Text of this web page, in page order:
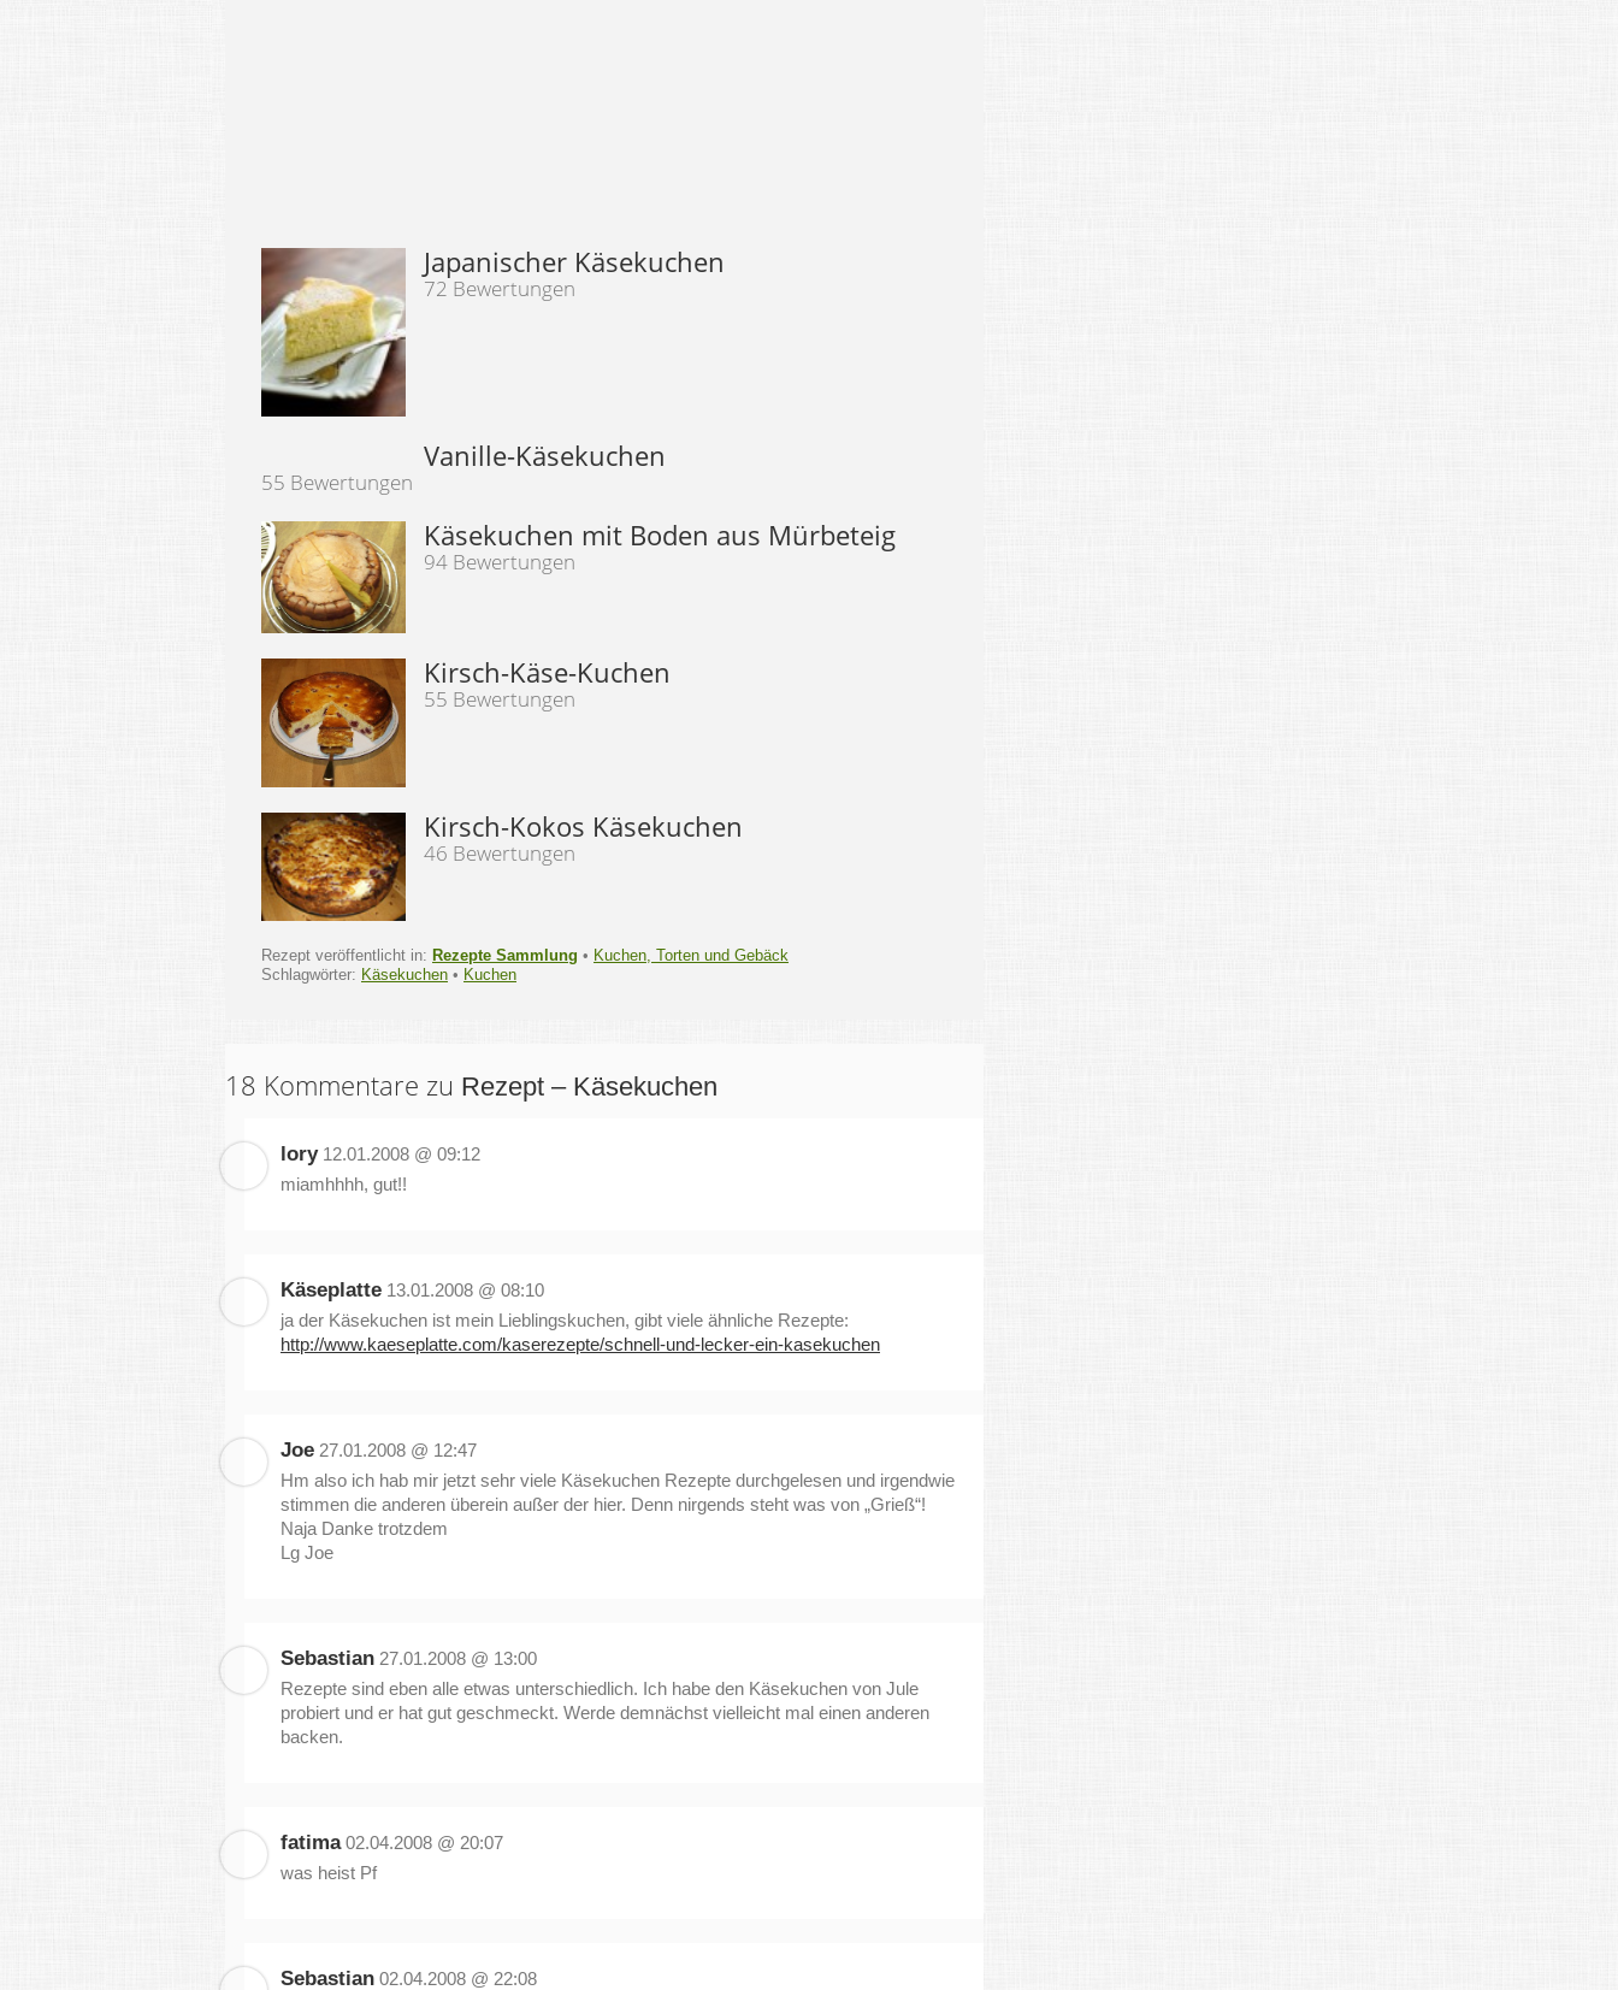
Japanischer Käsekuchen
72 Bewertungen
Vanille-Käsekuchen
55 Bewertungen
Käsekuchen mit Boden aus Mürbeteig
94 Bewertungen
Kirsch-Käse-Kuchen
55 Bewertungen
Kirsch-Kokos Käsekuchen
46 Bewertungen
Rezept veröffentlicht in: Rezepte Sammlung • Kuchen, Torten und Gebäck
Schlagwörter: Käsekuchen • Kuchen
18 Kommentare zu Rezept – Käsekuchen
lory 12.01.2008 @ 09:12
miamhhhh, gut!!
Käseplatte 13.01.2008 @ 08:10
ja der Käsekuchen ist mein Lieblingskuchen, gibt viele ähnliche Rezepte:
http://www.kaeseplatte.com/kaserezepte/schnell-und-lecker-ein-kasekuchen
Joe 27.01.2008 @ 12:47
Hm also ich hab mir jetzt sehr viele Käsekuchen Rezepte durchgelesen und irgendwie
stimmen die anderen überein außer der hier. Denn nirgends steht was von „Grieß“!
Naja Danke trotzdem
Lg Joe
Sebastian 27.01.2008 @ 13:00
Rezepte sind eben alle etwas unterschiedlich. Ich habe den Käsekuchen von Jule
probiert und er hat gut geschmeckt. Werde demnächst vielleicht mal einen anderen
backen.
fatima 02.04.2008 @ 20:07
was heist Pf
Sebastian 02.04.2008 @ 22:08